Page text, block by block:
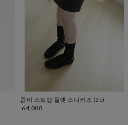
콤비 스트랩 플랫 스니커즈 (2c)
64,000